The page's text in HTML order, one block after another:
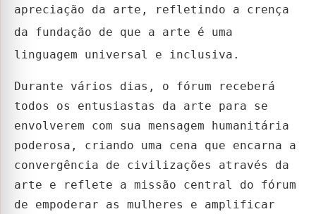
apreciação da arte, refletindo a crença
da fundação de que a arte é uma
linguagem universal e inclusiva.
Durante vários dias, o fórum receberá
todos os entusiastas da arte para se
envolverem com sua mensagem humanitária
poderosa, criando uma cena que encarna a
convergência de civilizações através da
arte e reflete a missão central do fórum
de empoderar as mulheres e amplificar